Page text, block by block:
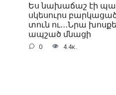
Ես նախաճաշ էի
սկեսուրս
տուն ու․․․Նրա
ապշած մնացի
0 4.4к.